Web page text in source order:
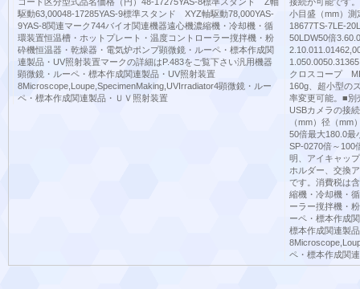
駆動63,00048-17285YAS-9標準スタンド XYZ軸駆動78,000YAS-
9YAS-8関連マーク744バイオ関連機器遠心機濃縮機・冷却機・循
環装置恒温槽・ホットプレート・温度コントローラー撹拌機・粉
砕機恒温器・乾燥器・電気炉ポンプ顕微鏡・ルーペ・標本作成関
連製品・UV照射装置マークの詳細はP.483をご覧下さい汎用機器
顕微鏡・ルーペ・標本作成関連製品・UV照射装置
8Microscope,Loupe,SpecimenMaking,UVIrradiator4顕微鏡・ルー
ペ・標本作成関連製品・ＵＶ照射装置
小目盛（mm）測
18677TS-7LE-
50LDW50倍
クロスコープ
160g、超小型の
率変更可能。■別
USBカメラの接
（mm）径（
50倍最大180.0最
SP-0270倍～100
明、アイキャッ
ホルダー、交換
です。消費税は
縮機・冷却機・
ーラー撹拌機・
ーペ・標本作成
標本作成関連製
ペ・標本作成関